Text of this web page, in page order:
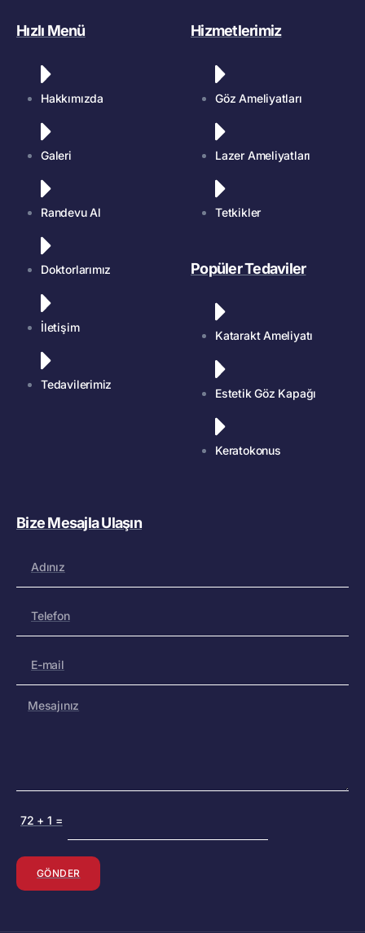
Hızlı Menü
Hakkımızda
Galeri
Randevu Al
Doktorlarımız
İletişim
Tedavilerimiz
Hizmetlerimiz
Göz Ameliyatları
Lazer Ameliyatları
Tetkikler
Popüler Tedaviler
Katarakt Ameliyatı
Estetik Göz Kapağı
Keratokonus
Bize Mesajla Ulaşın
72 + 1 =
GÖNDER